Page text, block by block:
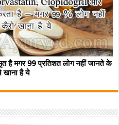
मगर 99 प्रतिशत लोग नहीं जानते के
है ये